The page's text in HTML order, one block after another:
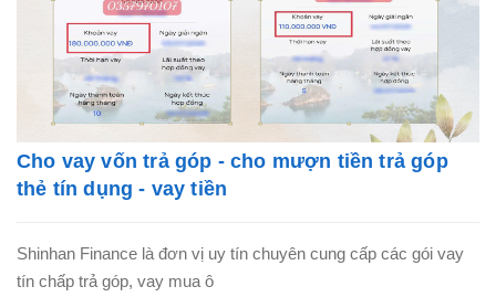
Cho vay vốn trả góp - cho mượn tiền trả góp
thẻ tín dụng - vay tiền
Shinhan Finance là đơn vị uy tín chuyên cung cấp các gói vay
tín chấp trả góp, vay mua ô